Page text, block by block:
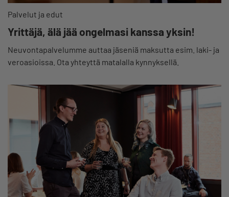
Palvelut ja edut
Yrittäjä, älä jää ongelmasi kanssa yksin!
Neuvontapalvelumme auttaa jäseniä maksutta esim. laki- ja
veroasioissa. Ota yhteyttä matalalla kynnyksellä.